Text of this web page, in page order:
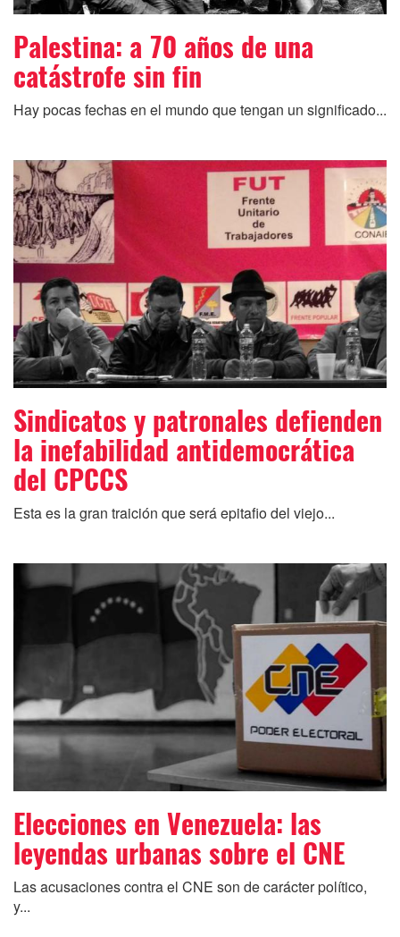
Palestina: a 70 años de una
catástrofe sin fin
Hay pocas fechas en el mundo que tengan un significado...
Sindicatos y patronales defienden
la inefabilidad antidemocrática
del CPCCS
Esta es la gran traición que será epitafio del viejo...
Elecciones en Venezuela: las
leyendas urbanas sobre el CNE
Las acusaciones contra el CNE son de carácter político,
y...